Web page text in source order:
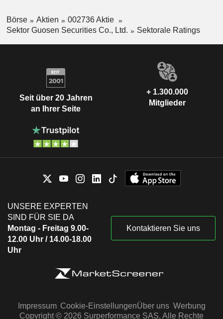
Börse Aktien
002736 Aktie
Sektor Guosen Securities Co., Ltd.
Sektorale Ratings
Seit über 20 Jahren
an Ihrer Seite
+ 1.300.000
Mitglieder
UNSERE EXPERTEN
SIND FÜR SIE DA
Montag - Freitag 9.00-
12.00 Uhr / 14.00-18.00
Uhr
Kontaktieren Sie uns
Impressum Cookie-EinstellungenÜber uns Werbung
Copyright © 2026 Surperformance SAS. Alle Rechte